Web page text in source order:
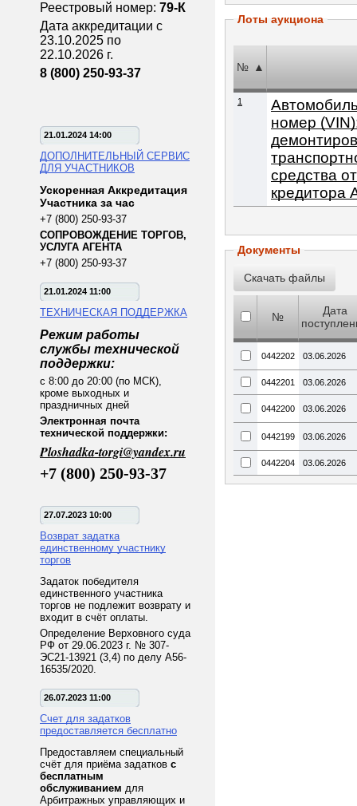
Реестровый номер: 79-К
Дата аккредитации с
23.10.2025 по
22.10.2026 г.
8 (800) 250-93-37
21.01.2024 14:00
ДОПОЛНИТЕЛЬНЫЙ СЕРВИС
ДЛЯ УЧАСТНИКОВ
Ускоренная Аккредитация
Участника за час
+7 (800) 250-93-37
СОПРОВОЖДЕНИЕ ТОРГОВ,
УСЛУГА АГЕНТА
+7 (800) 250-93-37
21.01.2024 11:00
ТЕХНИЧЕСКАЯ ПОДДЕРЖКА
Режим работы
службы технической
поддержки:
с 8:00 до 20:00 (по МСК),
кроме выходных и
праздничных дней
Электронная почта
технической поддержки:
Ploshadka-torgi@yandex.ru
+7 (800) 250-93-37
27.07.2023 10:00
Возврат задатка
единственному участнику
торгов
Задаток победителя
единственного участника
торгов не подлежит возврату и
входит в счёт оплаты.
Определение Верховного суда
РФ от 29.06.2023 г. № 307-
ЭС21-13921 (3,4) по делу А56-
16535/2020.
26.07.2023 11:00
Счет для задатков
предоставляется бесплатно
Предоставляем специальный
счёт для приёма задатков с
бесплатным
обслуживанием для
Арбитражных управляющих и
Лоты аукциона
№ ▲
1
номер
средства
кредитора
Документы
№
Дата
0442202 03.06.2026
0442201 03.06.2026
0442200 03.06.2026
0442199 03.06.2026
0442204 03.06.2026